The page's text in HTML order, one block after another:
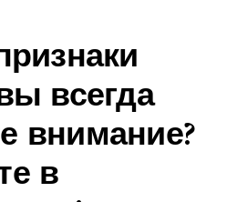
всегда
внимание?
в